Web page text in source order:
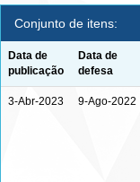
Conjunto de itens:
Data de
publicação
Data de
defesa
3-Abr-2023 9-Ago-2022